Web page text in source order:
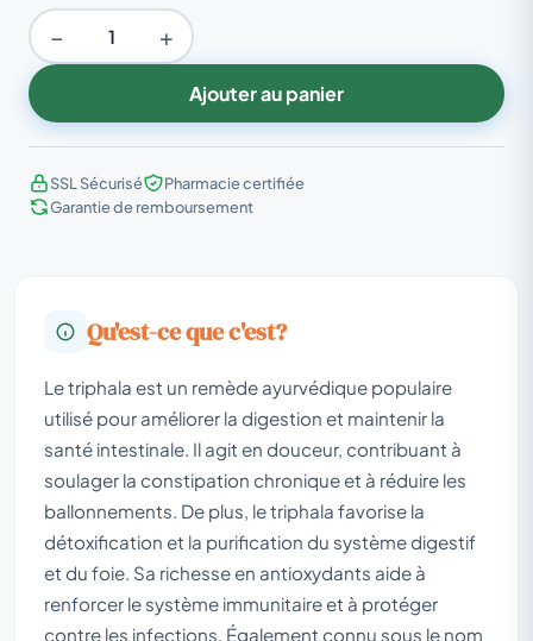
− +
Ajouter au panier
SSL Sécurisé
Pharmacie certifiée
Garantie de remboursement
Qu'est-ce que c'est?
Le triphala est un remède ayurvédique populaire
utilisé pour améliorer la digestion et maintenir la
santé intestinale. Il agit en douceur, contribuant à
soulager la constipation chronique et à réduire les
ballonnements. De plus, le triphala favorise la
détoxification et la purification du système digestif
et du foie. Sa richesse en antioxydants aide à
renforcer le système immunitaire et à protéger
contre les infections. Également connu sous le nom